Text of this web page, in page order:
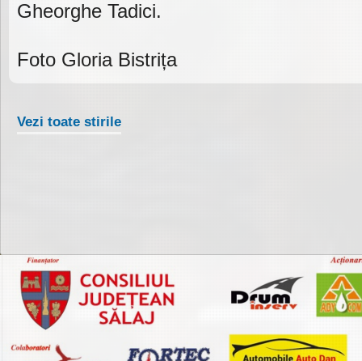
Gheorghe Tadici.
Foto Gloria Bistrița
Vezi toate stirile